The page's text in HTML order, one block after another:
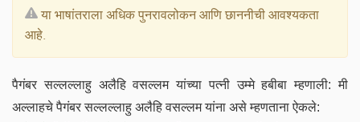
या भाषांतराला अधिक पुनरावलोकन आणि छाननीची आवश्यकता
आहे.
पैगंबर सल्लल्लाहु अलैहि वसल्लम यांच्या पत्नी उम्मे हबीबा म्हणाली: मी
अल्लाहचे पैगंबर सल्लल्लाहु अलैहि वसल्लम यांना असे म्हणताना ऐकले: